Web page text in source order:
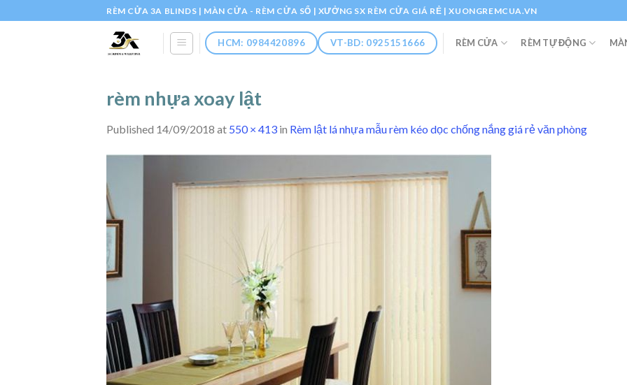
to
RÈM CỬA 3A BLINDS | MÀN CỬA - RÈM CỬA SỔ | XƯỞNG SX RÈM CỬA GIÁ RẺ | XUONGREMCUA.VN
HCM: 0984420896 VT-BD: 0925151666 RÈM CỬA RÈM TỰ ĐỘNG
rèm nhựa xoay lật
Published 14/09/2018 at 550 × 413 in Rèm lật lá nhựa mẫu rèm kéo dọc chống nắng giá rẻ văn phòng